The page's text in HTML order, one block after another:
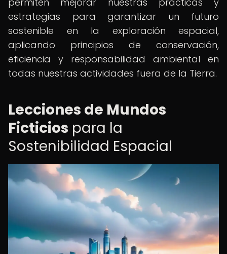
estrategias para garantizar un futuro
sostenible en la exploración espacial,
aplicando principios de conservación,
eficiencia y responsabilidad ambiental en
todas nuestras actividades fuera de la Tierra.
Lecciones de Mundos
Ficticios para la
Sostenibilidad Espacial